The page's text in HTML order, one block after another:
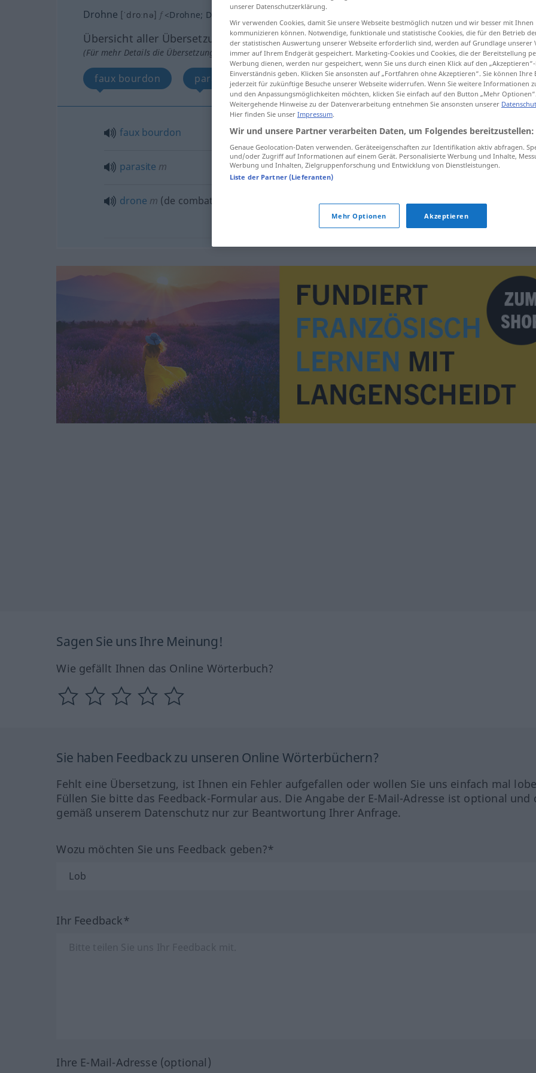
Drohne [ˈdroːnə] f <Drohne; Drohnen
Übersicht aller Übersetzungen
(Für mehr Details die Übersetzung anklicken/antippen)
faux bourdon parasite drone
faux bourdon Drohne ZOOL
parasite m Drohne FIG PEJ
drone m (de combat) Drohne MIL (≈ unbemanntes
Flugzeug, Fluggerät)
Sagen Sie uns Ihre Meinung!
Wie gefällt Ihnen das Online Wörterbuch?
Sie haben Feedback zu unseren Online Wörterbüchern?
Fehlt eine Übersetzung, ist Ihnen ein Fehler aufgefallen oder wollen Sie uns einfach mal
Füllen Sie bitte das Feedback-Formular aus. Die Angabe der E-Mail-Adresse ist optional und
gemäß unserem Datenschutz nur zur Beantwortung Ihrer Anfrage.
Wozu möchten Sie uns Feedback geben?*
Ihr Feedback*
Ihre E-Mail-Adresse (optional)
unserer Datenschutzerklärung.
Wir verwenden Cookies, damit Sie unsere Webseite bestmöglich nutzen und wir besser mit Ihnen
kommunizieren können. Notwendige, funktionale und statistische Cookies, die für den Betrieb
der statistischen Auswertung unserer Webseite erforderlich sind, werden auf Grundlage unserer
immer auf Ihrem Endgerät gespeichert. Marketing-Cookies und Cookies, die der Bereitstellung
Werbung dienen, werden nur gespeichert, wenn Sie uns durch einen Klick auf den
Einverständnis geben. Klicken Sie ansonsten auf „Fortfahren ohne Akzeptieren“. Sie können Ihre
jederzeit für zukünftige Besuche unserer Webseite widerrufen. Wenn Sie weitere Informationen
und den Anpassungsmöglichkeiten möchten, klicken Sie einfach auf den Button „Mehr Optionen“.
Weitergehende Hinweise zu der Datenverarbeitung entnehmen Sie ansonsten unserer
Hier finden Sie unser Impressum.
Wir und unsere Partner verarbeiten Daten, um Folgendes bereitzustellen:
Genaue Geolocation-Daten verwenden. Geräteeigenschaften zur Identifikation aktiv abfragen.
und/oder Zugriff auf Informationen auf einem Gerät. Personalisierte Werbung und Inhalte,
Werbung und Inhalten, Zielgruppenforschung und Entwicklung von Dienstleistungen.
Liste der Partner (Lieferanten)
Mehr Optionen Akzeptieren